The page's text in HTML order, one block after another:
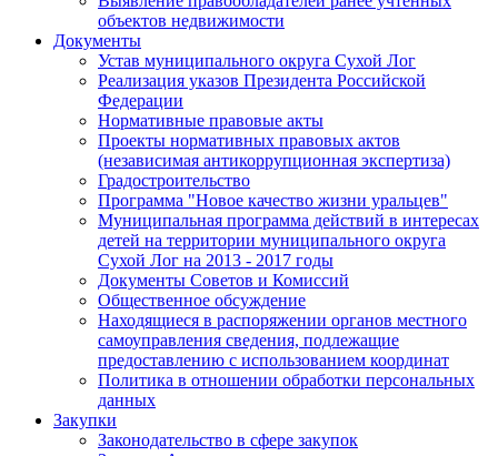
объектов недвижимости
Документы
Устав муниципального округа Сухой Лог
Реализация указов Президента Российской
Федерации
Нормативные правовые акты
Проекты нормативных правовых актов
(независимая антикоррупционная экспертиза)
Градостроительство
Программа "Новое качество жизни уральцев"
Муниципальная программа действий в интересах
детей на территории муниципального округа
Сухой Лог на 2013 - 2017 годы
Документы Советов и Комиссий
Общественное обсуждение
Находящиеся в распоряжении органов местного
самоуправления сведения, подлежащие
предоставлению с использованием координат
Политика в отношении обработки персональных
данных
Закупки
Законодательство в сфере закупок